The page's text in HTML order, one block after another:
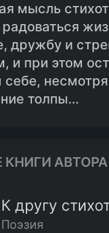
мысль
дружбу и
и при этом
несмотря
толпы...
КНИГИ АВТОРА
К другу
Поэзия